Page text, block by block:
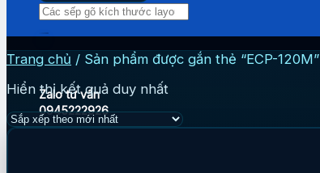
Zalo tư vấn
0945222926
Tìm
kiếm:
Trang chủ / Sản phẩm được gắn thẻ “ECP-120M”
Hiển thị kết quả duy nhất